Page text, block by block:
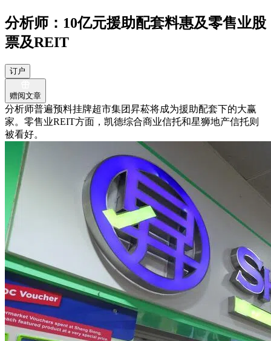
分析师：10亿元援助配套料惠及零售业股
票及REIT
订户
赠阅文章
分析师普遍预料挂牌超市集团昇菘将成为援助配套下的大赢
家。零售业REIT方面，凯德综合商业信托和星狮地产信托则
被看好。